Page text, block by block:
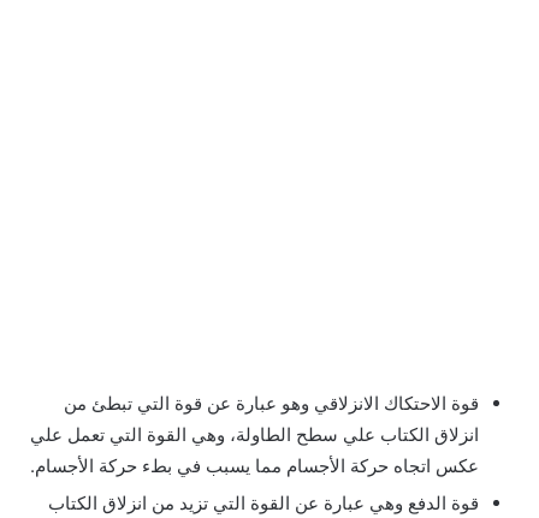
قوة الاحتكاك الانزلاقي وهو عبارة عن قوة التي تبطئ من
انزلاق الكتاب علي سطح الطاولة، وهي القوة التي تعمل علي
عكس اتجاه حركة الأجسام مما يسبب في بطء حركة الأجسام.
قوة الدفع وهي عبارة عن القوة التي تزيد من انزلاق الكتاب